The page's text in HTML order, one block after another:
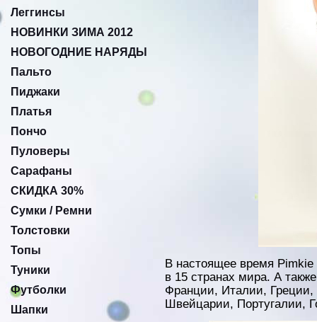
Леггинсы
НОВИНКИ ЗИМА 2012
НОВОГОДНИЕ НАРЯДЫ
Пальто
Пиджаки
Платья
Пончо
Пуловеры
Сарафаны
СКИДКА 30%
Сумки / Ремни
Толстовки
Топы
Туники
Футболки
Шапки
В настоящее время
в 15 странах мира. А
Франции, Италии,
Швейцарии, Португалии,